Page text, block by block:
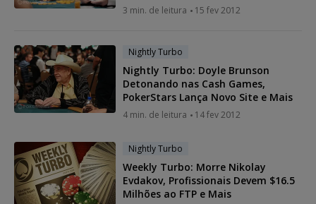
3 min. de leitura 15 fev 2012
Nightly Turbo
Nightly Turbo: Doyle Brunson
Detonando nas Cash Games,
PokerStars Lança Novo Site e Mais
4 min. de leitura 14 fev 2012
Nightly Turbo
Weekly Turbo: Morre Nikolay
Evdakov, Profissionais Devem $16.5
Milhões ao FTP e Mais